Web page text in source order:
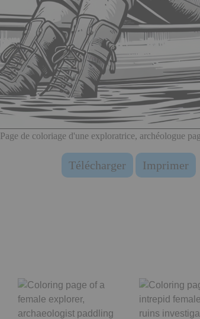
Page de coloriage d'une exploratrice, archéologue
Télécharger Imprimer